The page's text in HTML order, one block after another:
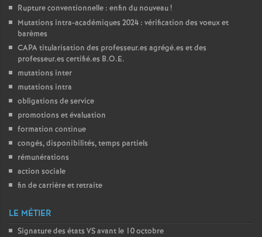
Rupture conventionnelle : enfin du nouveau!
Mutations intra-académiques 2024 : vérification des voeux et
barèmes
CAPAtitularisation des professeur.es agrégé.es et des
professeur.es certifié.es B.O.E.
mutations inter
mutations intra
obligations de service
promotions et évaluation
formation continue
congés, disponibilités, temps partiels
rémunérations
action sociale
fin de carrière et retraite
LE MÉTIER
Signature des états VSavant le 10 octobre